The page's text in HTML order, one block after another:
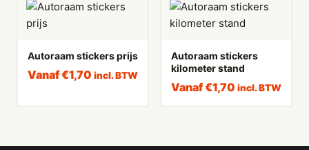
Autoraam stickers prijs
Vanaf€1,70 incl. BTW
Autoraam stickers
kilometer stand
Vanaf€1,70 incl. BTW